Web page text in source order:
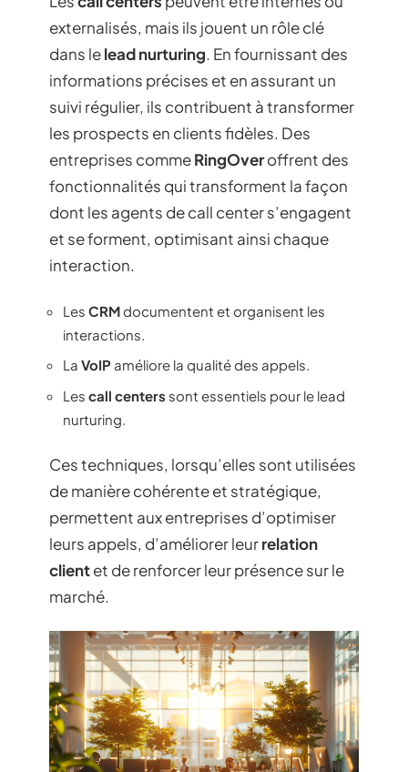
externalisés, mais ils jouent un rôle clé
dans lelead nurturing. En fournissant des
informations précises et en assurant un
suivi régulier, ils contribuent à transformer
les prospects en clients fidèles. Des
entreprises commeRingOveroffrent des
fonctionnalités qui transforment la façon
dont les agents de call center s’engagent
et se forment, optimisant ainsi chaque
interaction.
Les CRMdocumentent et organisent les
interactions.
La VoIP améliore la qualité des appels.
Les call centers sont essentiels pour le lead
nurturing.
Ces techniques, lorsqu’elles sont utilisées
de manière cohérente et stratégique,
permettent aux entreprises d’optimiser
leurs appels, d’améliorer leurrelation
clientet de renforcer leur présence sur le
marché.